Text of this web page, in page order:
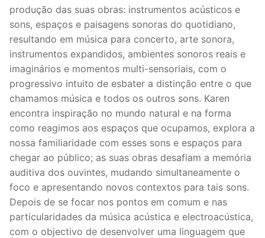
produção das suas obras: instrumentos acústicos e
sons, espaços e paisagens sonoras do quotidiano,
resultando em música para concerto, arte sonora,
instrumentos expandidos, ambientes sonoros reais e
imaginários e momentos multi-sensoriais, com o
progressivo intuito de esbater a distinção entre o que
chamamos música e todos os outros sons. Karen
encontra inspiração no mundo natural e na forma
como reagimos aos espaços que ocupamos, explora a
nossa familiaridade com esses sons e espaços para
chegar ao público; as suas obras desafiam a memória
auditiva dos ouvintes, mudando simultaneamente o
foco e apresentando novos contextos para tais sons.
Depois de se focar nos pontos em comum e nas
particularidades da música acústica e electroacústica,
com o objectivo de desenvolver uma linguagem que